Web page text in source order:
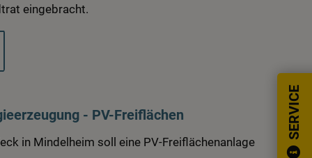
SERVICE
eingebracht.
- PV-Freiflächen
in Mindelheim soll eine PV-Freiflächenanlage